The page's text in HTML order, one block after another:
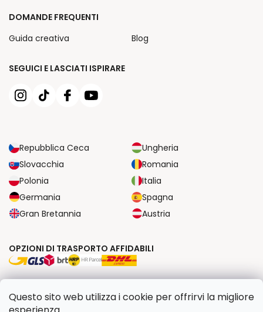
Questo sito web utilizza i cookie per offrirvi la migliore
SEGUICI E LASCIATI ISPIRARE
Repubblica Ceca
Ungheria
Slovacchia
Romania
Polonia
Italia
Germania
Spagna
Gran Bretannia
Austria
DOMANDE FREQUENTI
Guida creativa
Blog
OPZIONI DI TRASPORTO AFFIDABILI